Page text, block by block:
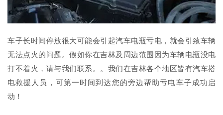
车子长时间停放很大可能会引起汽车电瓶亏电，就会引致车辆
无法点火的问题。假如你在吉林及周边范围因为车辆电瓶没电
打不着火，请与我们联系。。我们在吉林各个地区皆有汽车搭
电救援人员，可第一时间到达您的旁边帮助亏电车子成功启
动！